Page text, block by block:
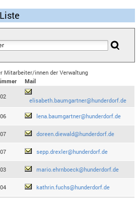
Mitarbeiter/innen der Verwaltung
Mail
elisabeth.baumgartner@hunderdorf.de
lena.baumgartner@hunderdorf.de
doreen.diewald@hunderdorf.de
sepp.drexler@hunderdorf.de
mario.ehrnboeck@hunderdorf.de
kathrin.fuchs@hunderdorf.de